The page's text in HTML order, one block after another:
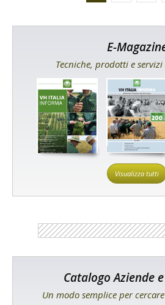
E-
Tecniche, prodotti e
Visualizza tutti
Catalogo Aziende
Un modo semplice per